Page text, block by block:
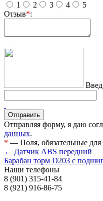
1
2 3 4
5
Отзыв*:
Отправляя форму, я даю
данных.
* — Поля, обязательные для
← Датчик ABS передний
Барабан торм D203 с
Наши телефоны
8 (901) 315-41-84
8 (921) 916-86-75